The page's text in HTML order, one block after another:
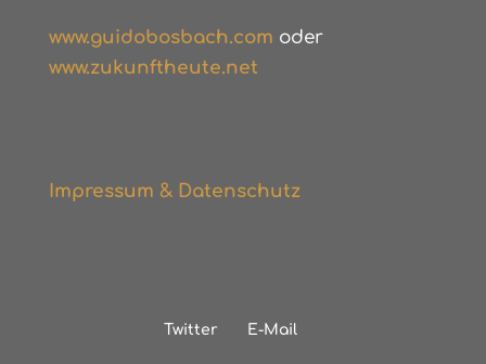
www.guidobosbach.com oder
www.zukunftheute.net
Impressum & Datenschutz
Twitter E-Mail